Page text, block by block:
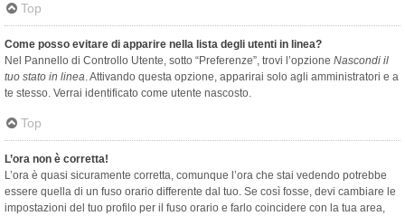
Top
Come posso evitare di apparire nella lista degli utenti in linea?
Nel Pannello di Controllo Utente, sotto “Preferenze”, trovi l’opzione Nascondi il
tuo stato in linea. Attivando questa opzione, apparirai solo agli amministratori e a
te stesso. Verrai identificato come utente nascosto.
Top
L’ora non è corretta!
L’ora è quasi sicuramente corretta, comunque l’ora che stai vedendo potrebbe
essere quella di un fuso orario differente dal tuo. Se così fosse, devi cambiare le
impostazioni del tuo profilo per il fuso orario e farlo coincidere con la tua area,